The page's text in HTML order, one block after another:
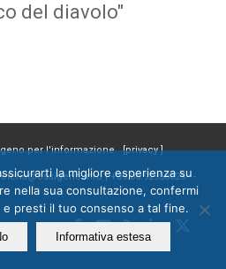
del diavolo"
per l'informazione [privacy]
| +39.06.92958025 -
la migliore esperienza su
nella sua consultazione, confermi
presti il tuo consenso a tal fine.
Informativa estesa